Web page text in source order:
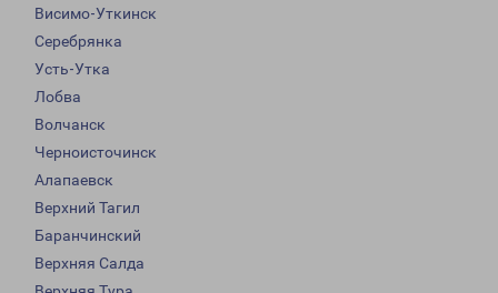
Висимо-Уткинск
Серебрянка
Усть-Утка
Лобва
Волчанск
Черноисточинск
Алапаевск
Верхний Тагил
Баранчинский
Верхняя Салда